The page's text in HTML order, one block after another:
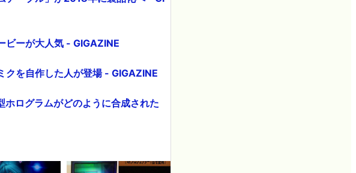
ビーが大人気 - GIGAZINE
クを自作した人が登場 - GIGAZINE
ログラムがどのように合成された